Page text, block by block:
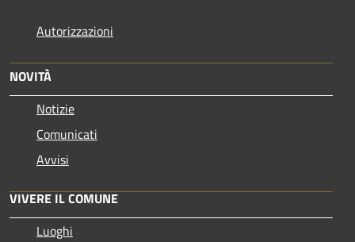
Autorizzazioni
NOVITÀ
Notizie
Comunicati
Avvisi
VIVERE IL COMUNE
Luoghi